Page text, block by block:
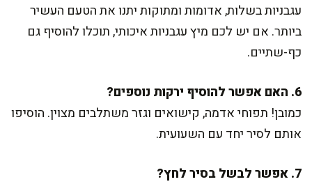
עגבניות בשלות, אדומות ומתוקות יתנו את הטעם העשיר
ביותר. אם יש לכם מיץ עגבניות איכותי, תוכלו להוסיף גם
כף-שתיים.
6. האם אפשר להוסיף ירקות נוספים?
כמובן! תפוחי אדמה, קישואים וגזר משתלבים מצוין. הוסיפו
אותם לסיר יחד עם השעועית.
7. אפשר לבשל בסיר לחץ?